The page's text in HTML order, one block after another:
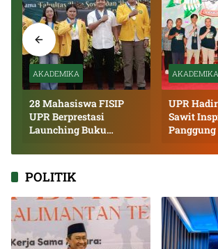
AKADEMIKA
28 Mahasiswa FISIP
UPR Berprestasi
Launching Buku
AKADEMIKA
UPR
Sawit
POLITIK